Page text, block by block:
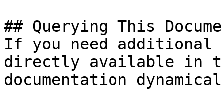
## Querying This
If you need
directly available in
documentation